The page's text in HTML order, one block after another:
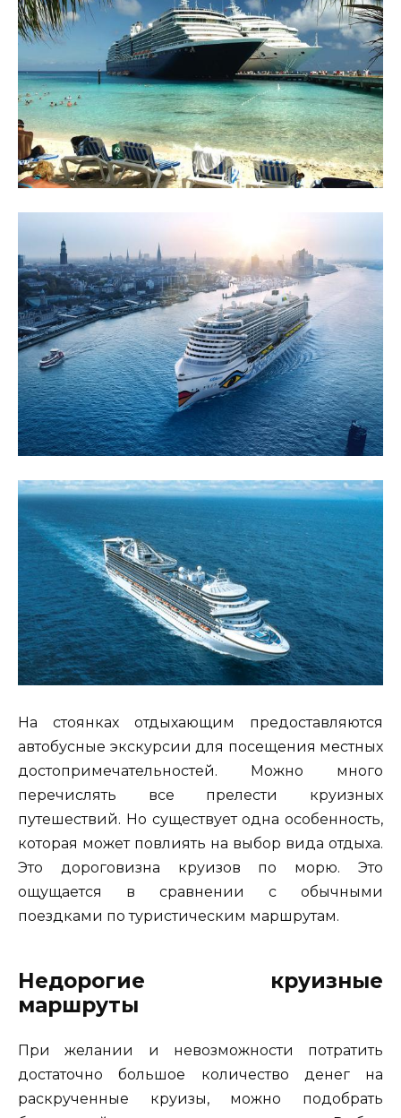
На стоянках отдыхающим предоставляются
автобусные экскурсии для посещения местных
достопримечательностей. Можно много
перечислять все прелести круизных
путешествий. Но существует одна особенность,
которая может повлиять на выбор вида отдыха.
Это дороговизна круизов по морю. Это
ощущается в сравнении с обычными
поездками по туристическим маршрутам.
Недорогие круизные
маршруты
При желании и невозможности потратить
достаточно большое количество денег на
раскрученные круизы, можно подобрать